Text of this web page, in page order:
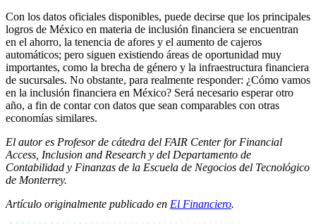
Con los datos oficiales disponibles, puede decirse que los principales
logros de México en materia de inclusión financiera se encuentran
en el ahorro, la tenencia de afores y el aumento de cajeros
automáticos; pero siguen existiendo áreas de oportunidad muy
importantes, como la brecha de género y la infraestructura financiera
de sucursales. No obstante, para realmente responder: ¿Cómo vamos
en la inclusión financiera en México? Será necesario esperar otro
año, a fin de contar con datos que sean comparables con otras
economías similares.
El autor es Profesor de cátedra del FAIR Center for Financial
Access, Inclusion and Research y del Departamento de
Contabilidad y Finanzas de la Escuela de Negocios del Tecnológico
de Monterrey.
Artículo originalmente publicado en El Financiero.